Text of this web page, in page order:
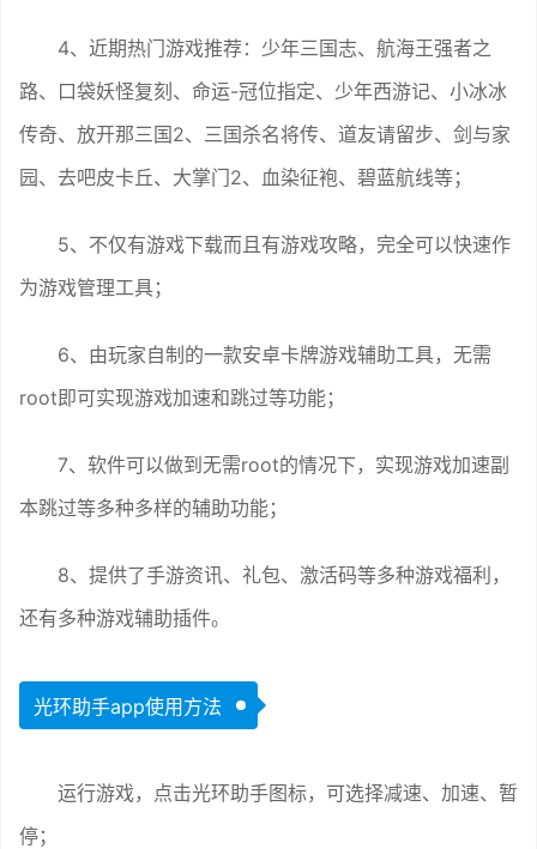
4、近期热门游戏推荐：少年三国志、航海王强者之
路、口袋妖怪复刻、命运-冠位指定、少年西游记、小冰冰
传奇、放开那三国2、三国杀名将传、道友请留步、剑与家
园、去吧皮卡丘、大掌门2、血染征袍、碧蓝航线等；
5、不仅有游戏下载而且有游戏攻略，完全可以快速作
为游戏管理工具；
6、由玩家自制的一款安卓卡牌游戏辅助工具，无需
root即可实现游戏加速和跳过等功能；
7、软件可以做到无需root的情况下，实现游戏加速副
本跳过等多种多样的辅助功能；
8、提供了手游资讯、礼包、激活码等多种游戏福利，
还有多种游戏辅助插件。
光环助手app使用方法
运行游戏，点击光环助手图标，可选择减速、加速、暂
停；